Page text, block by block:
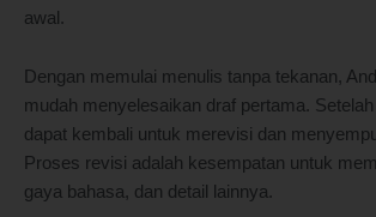
awal.
Dengan memulai menulis tanpa tekanan,
mudah menyelesaikan draf pertama.
dapat kembali untuk merevisi dan
Proses revisi adalah kesempatan untuk
gaya bahasa, dan detail lainnya.